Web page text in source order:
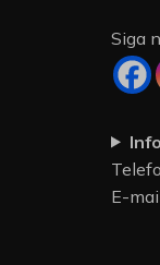
Siga
E-